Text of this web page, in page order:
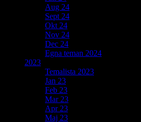
Aug 24
Sept 24
Okt 24
Nov 24
Dec 24
Egna teman 2024
2023
Temalista 2023
Jan 23
Feb 23
Mar 23
Apr 23
Maj 23